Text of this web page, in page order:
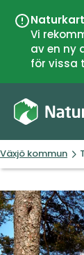
Vi
av en ny
för vissa
Växjö kommun